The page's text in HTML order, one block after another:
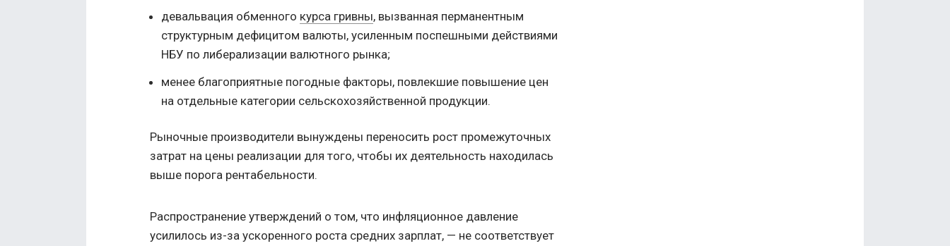
девальвация обменного курса гривны, вызванная перманентным
структурным дефицитом валюты, усиленным поспешными действиями
НБУ по либерализации валютного рынка;
менее благоприятные погодные факторы, повлекшие повышение цен
на отдельные категории сельскохозяйственной продукции.
Рыночные производители вынуждены переносить рост промежуточных
затрат на цены реализации для того, чтобы их деятельность находилась
выше порога рентабельности.
Распространение утверждений о том, что инфляционное давление
усилилось из-за ускоренного роста средних зарплат, — не соответствует